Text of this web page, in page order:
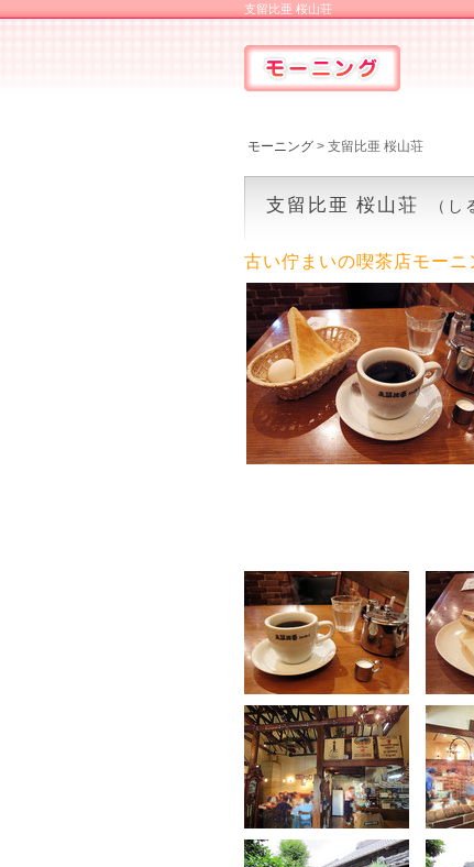
支留比亜 桜山荘
モーニング > 支留比亜 桜山荘
支留比亜 桜山荘 （
古い佇まいの喫茶店モーニ